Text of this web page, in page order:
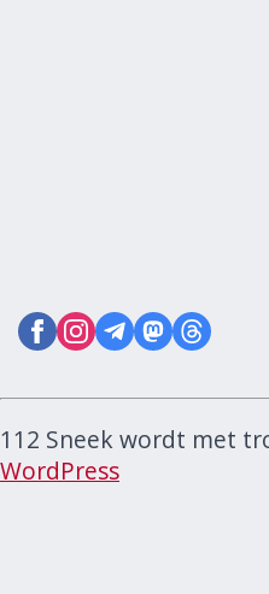
112 Sneek wordt met
WordPress